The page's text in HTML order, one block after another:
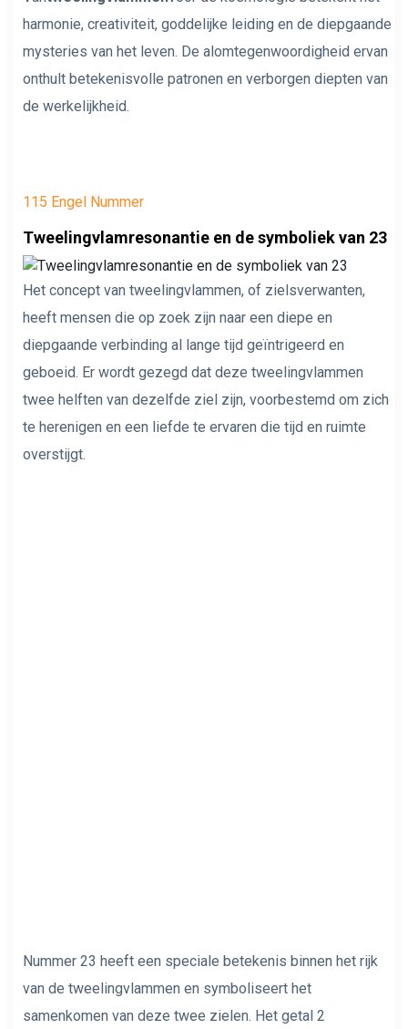
harmonie, creativiteit, goddelijke leiding en de diepgaande
mysteries van het leven. De alomtegenwoordigheid ervan
onthult betekenisvolle patronen en verborgen diepten van
de werkelijkheid.
115 Engel Nummer
Tweelingvlamresonantie en de symboliek van 23
Het concept van tweelingvlammen, of zielsverwanten,
heeft mensen die op zoek zijn naar een diepe en
diepgaande verbinding al lange tijd geïntrigeerd en
geboeid. Er wordt gezegd dat deze tweelingvlammen
twee helften van dezelfde ziel zijn, voorbestemd om zich
te herenigen en een liefde te ervaren die tijd en ruimte
overstijgt.
Nummer 23 heeft een speciale betekenis binnen het rijk
van de tweelingvlammen en symboliseert het
samenkomen van deze twee zielen. Het getal 2